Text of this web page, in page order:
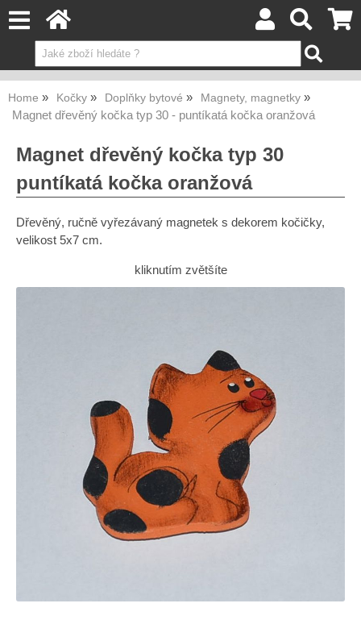
Home Kočky Doplňky bytové Magnety, magnetky
Magnet dřevěný kočka typ 30 - puntíkatá kočka oranžová
Magnet dřevěný kočka typ 30
puntíkatá kočka oranžová
Dřevěný, ručně vyřezávaný magnetek s dekorem kočičky,
velikost 5x7 cm.
kliknutím zvětšíte